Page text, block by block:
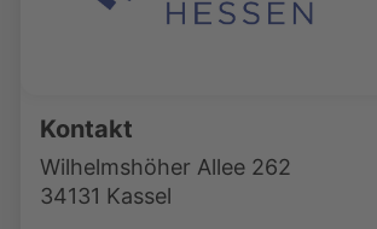
Kontakt
Wilhelmshöher Allee 262
34131 Kassel